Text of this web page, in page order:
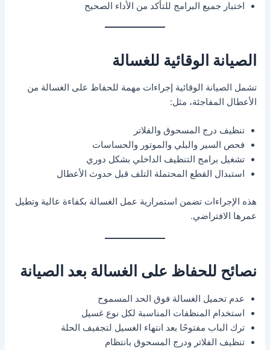
اختبار جميع البرامج للتأكد من الأداء الصحيح
الصيانة الوقائية للغسالة
تشمل الصيانة الوقائية إجراءات مهمة للحفاظ على الغسالة من
الأعطال المفاجئة، مثل:
تنظيف درج المسحوق والفلاتر
فحص السير والبلي والموتور والحساسات
تشغيل برامج التنظيف الداخلي بشكل دوري
استبدال القطع المحتملة التلف قبل حدوث الأعطال
هذه الإجراءات تضمن استمرارية عمل الغسالة بكفاءة عالية وتطيل
عمرها الافتراضي.
نصائح للحفاظ على الغسالة بعد الصيانة
عدم تحميل الغسالة فوق الحد المسموح
استخدام المنظفات المناسبة لكل نوع غسيل
ترك الباب مفتوحًا بعد انتهاء الغسيل لتجفيف الحلة
تنظيف الفلاتر ودرج المسحوق بانتظام